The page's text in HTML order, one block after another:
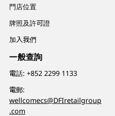
門店位置
牌照及許可證
加入我們
一般查詢
電話:+852 2299 1133
電郵:
wellcomecs@DFIretailgroup
.com